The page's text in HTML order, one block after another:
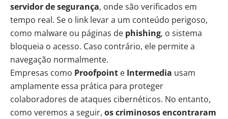
servidor de segurança, onde são verificados em
tempo real. Se o link levar a um conteúdo perigoso,
como malware ou páginas de phishing, o sistema
bloqueia o acesso. Caso contrário, ele permite a
navegação normalmente.
Empresas como Proofpoint e Intermedia usam
amplamente essa prática para proteger
colaboradores de ataques cibernéticos. No entanto,
como veremos a seguir, os criminosos encontraram